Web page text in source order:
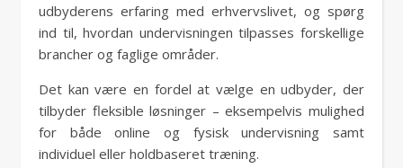
udbyderens erfaring med erhvervslivet, og spørg
ind til, hvordan undervisningen tilpasses forskellige
brancher og faglige områder.
Det kan være en fordel at vælge en udbyder, der
tilbyder fleksible løsninger – eksempelvis mulighed
for både online og fysisk undervisning samt
individuel eller holdbaseret træning.